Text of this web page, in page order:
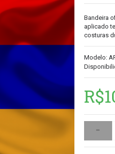
Bandeira
aplicado
costuras
Modelo:
-